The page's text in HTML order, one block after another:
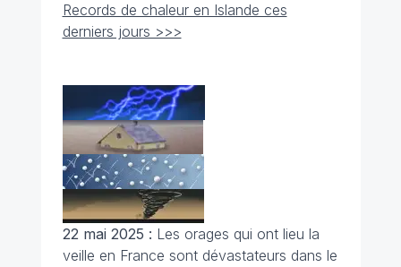
Records de chaleur en Islande ces
derniers jours >>>
22 mai 2025 : Les orages qui ont lieu la
veille en France sont dévastateurs dans le